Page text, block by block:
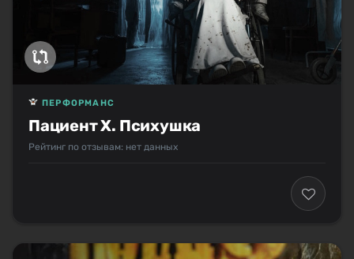
Пациент Х. Психушка
ПЕРФОРМАНС
Рейтинг по отзывам: нет данных